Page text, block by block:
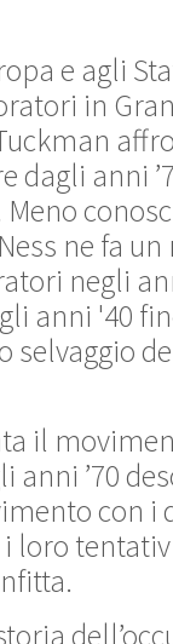
e agli
in
anni
ne fa
negli
anni '40
selvaggio
il
anni ’70
con i
loro